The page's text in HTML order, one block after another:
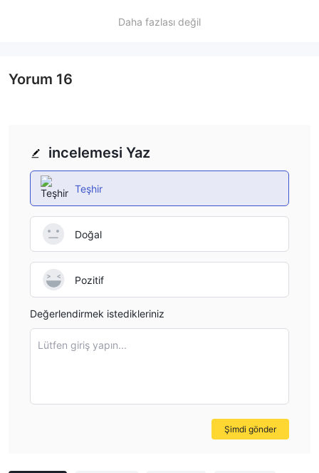
Daha fazlası değil
incelemesi Yaz
Teşhir
Doğal
Pozitif
Değerlendirmek istedikleriniz
Lütfen giriş yapın...
Şimdi gönder
Yorum 16